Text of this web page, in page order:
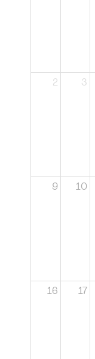
2 3
9 10
16 17